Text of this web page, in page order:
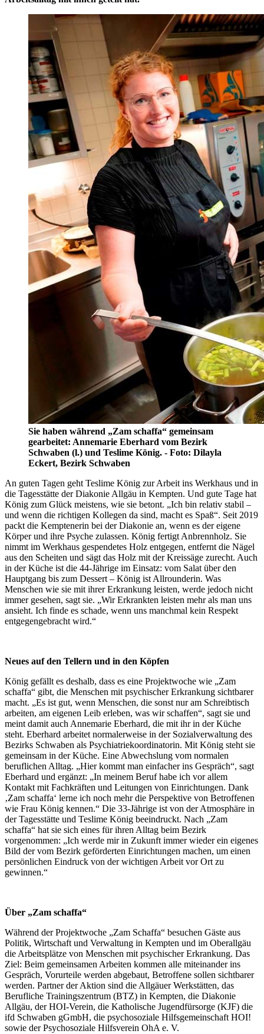
Sie haben während „Zam schaffa“ gemeinsam
gearbeitet: Annemarie Eberhard vom Bezirk
Schwaben (l.) und Teslime König. - Foto: Dilayla
Eckert, Bezirk Schwaben
An guten Tagen geht Teslime König zur Arbeit ins Werkhaus und in
die Tagesstätte der Diakonie Allgäu in Kempten. Und gute Tage hat
König zum Glück meistens, wie sie betont. „Ich bin relativ stabil –
und wenn die richtigen Kollegen da sind, macht es Spaß“. Seit 2019
packt die Kemptenerin bei der Diakonie an, wenn es der eigene
Körper und ihre Psyche zulassen. König fertigt Anbrennholz. Sie
nimmt im Werkhaus gespendetes Holz entgegen, entfernt die Nägel
aus den Scheiten und sägt das Holz mit der Kreissäge zurecht. Auch
in der Küche ist die 44-Jährige im Einsatz: vom Salat über den
Hauptgang bis zum Dessert – König ist Allrounderin. Was
Menschen wie sie mit ihrer Erkrankung leisten, werde jedoch nicht
immer gesehen, sagt sie. „Wir Erkrankten leisten mehr als man uns
ansieht. Ich finde es schade, wenn uns manchmal kein Respekt
entgegengebracht wird.“
Neues auf den Tellern und in den Köpfen
König gefällt es deshalb, dass es eine Projektwoche wie „Zam
schaffa“ gibt, die Menschen mit psychischer Erkrankung sichtbarer
macht. „Es ist gut, wenn Menschen, die sonst nur am Schreibtisch
arbeiten, am eigenen Leib erleben, was wir schaffen“, sagt sie und
meint damit auch Annemarie Eberhard, die mit ihr in der Küche
steht. Eberhard arbeitet normalerweise in der Sozialverwaltung des
Bezirks Schwaben als Psychiatriekoordinatorin. Mit König steht sie
gemeinsam in der Küche. Eine Abwechslung vom normalen
beruflichen Alltag. „Hier kommt man einfacher ins Gespräch“, sagt
Eberhard und ergänzt: „In meinem Beruf habe ich vor allem
Kontakt mit Fachkräften und Leitungen von Einrichtungen. Dank
‚Zam schaffa‘ lerne ich noch mehr die Perspektive von Betroffenen
wie Frau König kennen.“ Die 33-Jährige ist von der Atmosphäre in
der Tagesstätte und Teslime König beeindruckt. Nach „Zam
schaffa“ hat sie sich eines für ihren Alltag beim Bezirk
vorgenommen: „Ich werde mir in Zukunft immer wieder ein eigenes
Bild der vom Bezirk geförderten Einrichtungen machen, um einen
persönlichen Eindruck von der wichtigen Arbeit vor Ort zu
gewinnen.“
Über „Zam schaffa“
Während der Projektwoche „Zam Schaffa“ besuchen Gäste aus
Politik, Wirtschaft und Verwaltung in Kempten und im Oberallgäu
die Arbeitsplätze von Menschen mit psychischer Erkrankung. Das
Ziel: Beim gemeinsamen Arbeiten kommen alle miteinander ins
Gespräch, Vorurteile werden abgebaut, Betroffene sollen sichtbarer
werden. Partner der Aktion sind die Allgäuer Werkstätten, das
Berufliche Trainingszentrum (BTZ) in Kempten, die Diakonie
Allgäu, der HOI-Verein, die Katholische Jugendfürsorge (KJF) die
ifd Schwaben gGmbH, die psychosoziale Hilfsgemeinschaft HOI!
sowie der Psychosoziale Hilfsverein OhA e. V.